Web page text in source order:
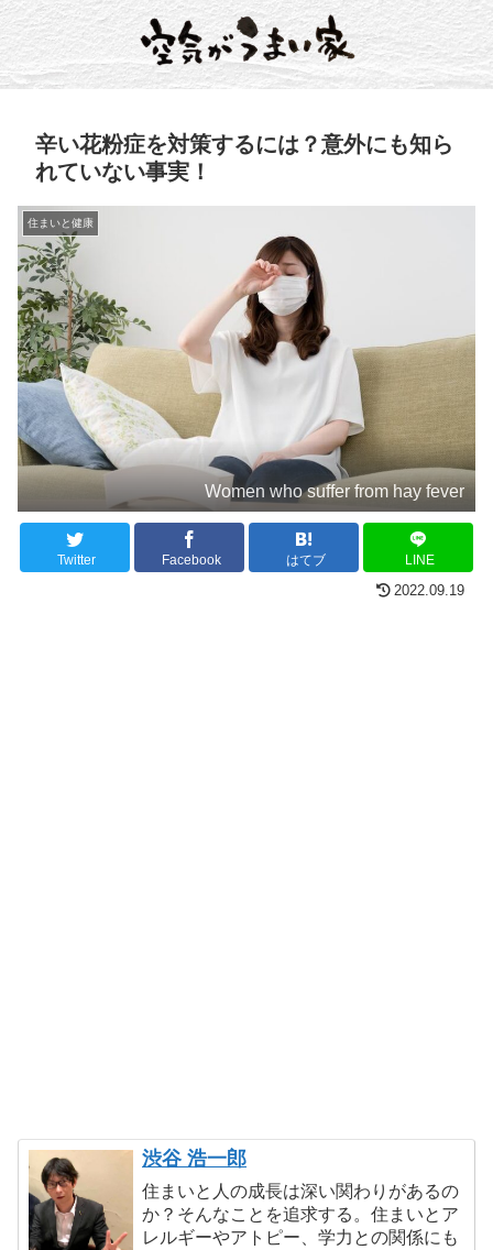
辛い花粉症を対策するには？意外にも知ら
れていない事実！
住まいと健康
Women who suffer from hay fever
Twitter Facebook はてブ LINE
2022.09.19
渋谷 浩一郎
住まいと人の成長は深い関わりがあるの
か？そんなことを追求する。住まいとア
レルギーやアトピー、学力との関係にも